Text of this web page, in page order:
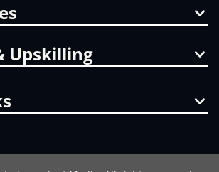
Upskilling